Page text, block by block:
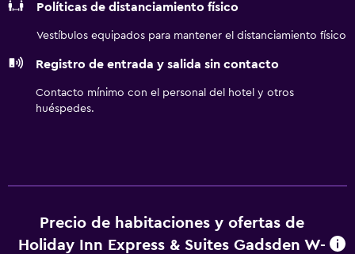
gratuitas (pueden existir restricciones). Las habitaciones
también incluyen tabla de planchar con plancha y cortinas
servicios de ocio y esparcimiento en este hotel incluyen
una piscina al aire libre y gimnasio abierto las 24 horas. Se
pueden practicar las actividades de ocio y esparcimiento
Políticas de distanciamiento físico
Vestíbulos equipados para mantener el distanciamiento físico
Registro de entrada y salida sin contacto
Contacto mínimo con el personal del hotel y otros
huéspedes.
Precio de habitaciones y ofertas de
Holiday Inn Express & Suites Gadsden W-